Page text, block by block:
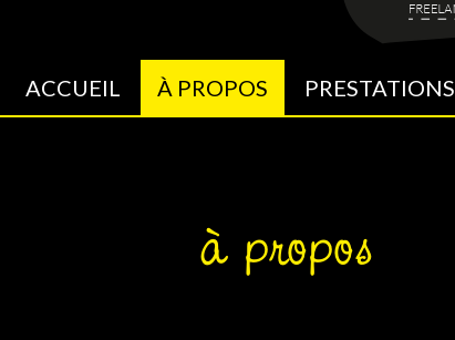
ACCUEIL À PROPOS PRESTATIONS
à propos